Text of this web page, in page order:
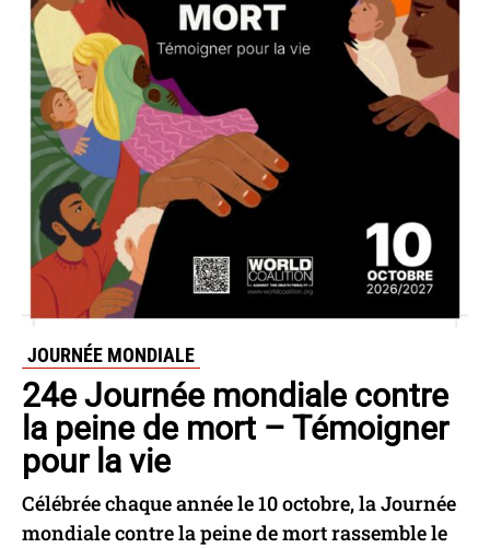
JOURNÉE MONDIALE
24e Journée mondiale contre
la peine de mort – Témoigner
pour la vie
Célébrée chaque année le 10 octobre, la Journée
mondiale contre la peine de mort rassemble le